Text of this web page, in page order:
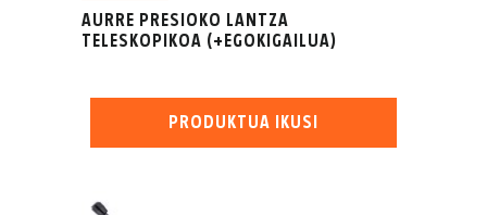
AURRE PRESIOKO LANTZA
TELESKOPIKOA (+EGOKIGAILUA)
PRODUKTUA IKUSI